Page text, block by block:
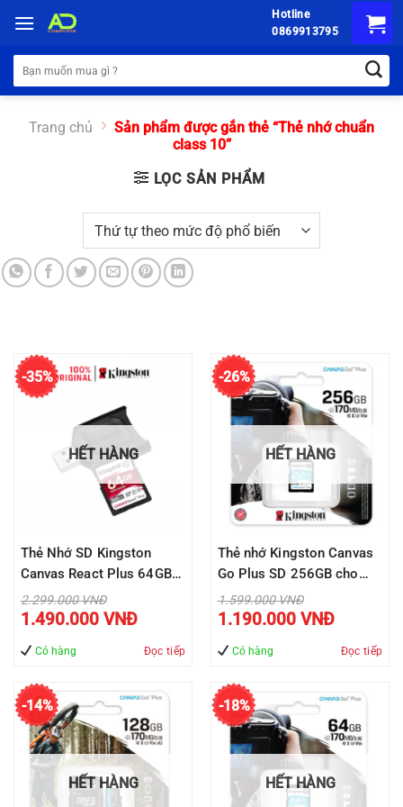
đến
nội
dung
Hotline
0869913795
Tìm
kiếm:
Trang chủ
Sản phẩm được gắn thẻ “Thẻ nhớ chuẩn
class 10”
LỌC SẢN PHẨM
-35%
HẾT HÀNG
Thẻ Nhớ SD Kingston
Canvas React Plus 64GB
cho camera quay phim
chuyên nghiệp 4K/8K
2.299.000VNĐ
Giá
gốc
là:
1.490.000 VNĐGiá
hiện
1.490.000 VNĐ.
Có hàng Đọc tiếp
-26%
HẾT HÀNG
Thẻ nhớ Kingston Canvas
Go Plus SD 256GB cho
thiết bị di động Android,
camera, flycam và sản
1.599.000VNĐ
Giá
gốc
là:
1.190.000 VNĐGiá
hiện
1.190.000
Có hàng Đọc tiếp
-14%
HẾT HÀNG
-18%
HẾT HÀNG